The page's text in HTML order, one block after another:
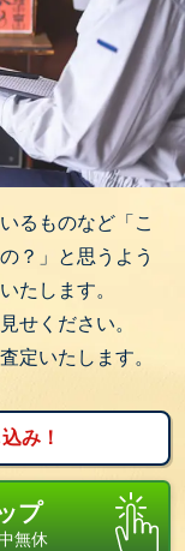
るものなど「こ
？」と思うよう
たします。
せください。
定いたします。
み！
プ
無休